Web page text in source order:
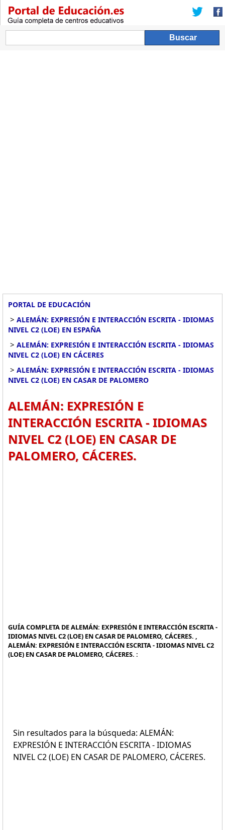
PORTAL DE EDUCACIÓN
> ALEMÁN: EXPRESIÓN E INTERACCIÓN ESCRITA - IDIOMAS
NIVEL C2 (LOE) EN ESPAÑA
> ALEMÁN: EXPRESIÓN E INTERACCIÓN ESCRITA - IDIOMAS
NIVEL C2 (LOE) EN CÁCERES
> ALEMÁN: EXPRESIÓN E INTERACCIÓN ESCRITA - IDIOMAS
NIVEL C2 (LOE) EN CASAR DE PALOMERO
ALEMÁN: EXPRESIÓN E
INTERACCIÓN ESCRITA - IDIOMAS
NIVEL C2 (LOE) EN CASAR DE
PALOMERO, CÁCERES.
GUÍA COMPLETA DE ALEMÁN: EXPRESIÓN E INTERACCIÓN ESCRITA -
IDIOMAS NIVEL C2 (LOE) EN CASAR DE PALOMERO, CÁCERES. ,
ALEMÁN: EXPRESIÓN E INTERACCIÓN ESCRITA - IDIOMAS NIVEL C2
(LOE) EN CASAR DE PALOMERO, CÁCERES. :
Sin resultados para la búsqueda: ALEMÁN:
EXPRESIÓN E INTERACCIÓN ESCRITA - IDIOMAS
NIVEL C2 (LOE) EN CASAR DE PALOMERO, CÁCERES.